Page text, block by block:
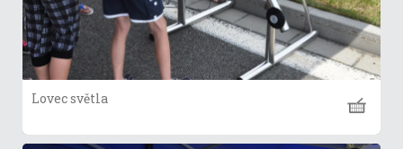
Lovec světla